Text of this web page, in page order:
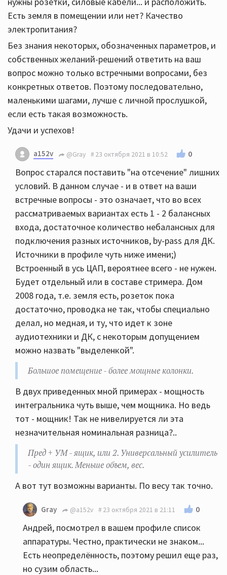
Есть земля в помещении или нет? Качество
электропитания?
Без знания некоторых, обозначенных параметров, и
собственных желаний-решений ответить на ваш
вопрос можно только встречными вопросами, без
конкретных ответов. Поэтому последовательно,
маленькими шагами, лучше с личной прослушкой,
если есть такая возможность.
Удачи и успехов!
a152v @Gray 23 октября 2021 в 10:52 0
Вопрос старался поставить "на отсечение" лишних
условий. В данном случае - и в ответ на ваши
встречные вопросы - это означает, что во всех
рассматриваемых вариантах есть 1 - 2 балансных
входа, достаточное количество небалансных для
подключения разных источников, by-pass для ДК.
Источники в профиле чуть ниже имени;)
Встроенный в усь ЦАП, вероятнее всего - не нужен.
Будет отдельный или в составе стримера. Дом
2008 года, т.е. земля есть, розеток пока
достаточно, проводка не так, чтобы специально
делал, но медная, и ту, что идет к зоне
аудиотехники и ДК, с некоторым допущением
можно назвать "выделенкой".
Большое помещение - более мощные колонки.
В двух приведенных мной примерах - мощность
интегральника чуть выше, чем мощника. Но ведь
тот - мощник! Так не нивелируется ли эта
незначительная номинальная разница?..
Пред + УМ - ящик, или 2. Универсальный усилитель
- один ящик. Меньше объем, вес.
А вот тут возможны варианты. По весу так точно.
Gray @a152v 23 октября 2021 в 21:11 0
Андрей, посмотрел в вашем профиле список
аппаратуры. Честно, практически не знаком...
Есть неопределённость, поэтому решил еще раз,
но сузим область...